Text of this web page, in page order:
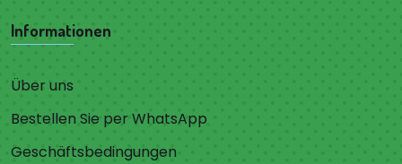
Informationen
Über uns
Bestellen Sie per WhatsApp
Geschäftsbedingungen